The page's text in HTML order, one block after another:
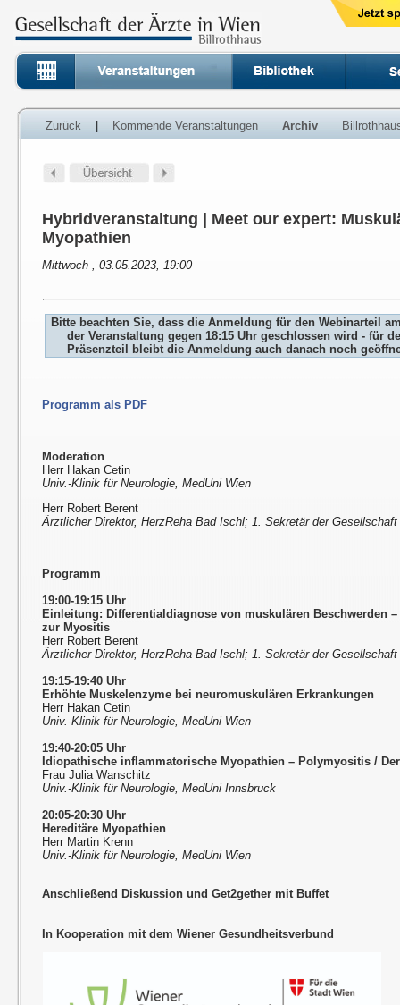
Zurück Kommende Veranstaltungen Archiv
Hybridveranstaltung | Meet our expert:
Myopathien
Mittwoch , 03.05.2023, 19:00
Bitte beachten Sie, dass die Anmeldung für den Webinarteil
der Veranstaltung gegen 18:15 Uhr geschlossen wird - für
Präsenzteil bleibt die Anmeldung auch danach noch
Programm als PDF
Moderation
Herr Hakan Cetin
Univ.-Klinik für Neurologie, MedUni Wien
Herr Robert Berent
Ärztlicher Direktor, HerzReha Bad Ischl; 1. Sekretär der
Programm
19:00-19:15 Uhr
Einleitung: Differentialdiagnose von muskulären Beschwerden–
zur Myositis
Herr Robert Berent
Ärztlicher Direktor, HerzReha Bad Ischl; 1. Sekretär der
19:15-19:40 Uhr
Erhöhte Muskelenzyme bei neuromuskulären Erkrankungen
Herr Hakan Cetin
Univ.-Klinik für Neurologie, MedUni Wien
19:40-20:05 Uhr
Idiopathische inflammatorische Myopathien – Polymyositis /
Frau Julia Wanschitz
Univ.-Klinik für Neurologie, MedUni Innsbruck
20:05-20:30 Uhr
Hereditäre Myopathien
Herr Martin Krenn
Univ.-Klinik für Neurologie, MedUni Wien
Anschließend Diskussion und Get2gether mit Buffet
In Kooperation mit dem Wiener Gesundheitsverbund